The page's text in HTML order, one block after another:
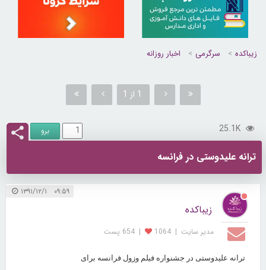
زیباکده سرگرمی اخبار روزانه
1 از 1
25.1K
ترانه علیدوستی در فرانسه
۰۹:۵۹ ۱۳۹۱/۱۲/۱
زیباکده
مدیر سایت |
1064
| 654 پست
ترانه علیدوستی در جشنواره فیلم وزول فرانسه برای